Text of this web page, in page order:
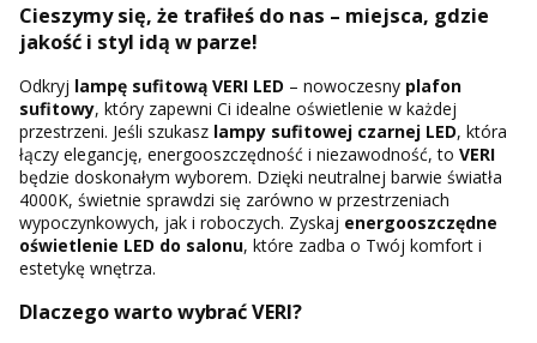
Cieszymy się, że trafiłeś do nas – miejsca, gdzie
jakość i styl idą w parze!
Odkryj lampę sufitową VERI LED – nowoczesny plafon
sufitowy, który zapewni Ci idealne oświetlenie w każdej
przestrzeni. Jeśli szukasz lampy sufitowej czarnej LED, która
łączy elegancję, energooszczędność i niezawodność, to VERI
będzie doskonałym wyborem. Dzięki neutralnej barwie światła
4000K, świetnie sprawdzi się zarówno w przestrzeniach
wypoczynkowych, jak i roboczych. Zyskaj energooszczędne
oświetlenie LED do salonu, które zadba o Twój komfort i
estetykę wnętrza.
Dlaczego warto wybrać VERI?